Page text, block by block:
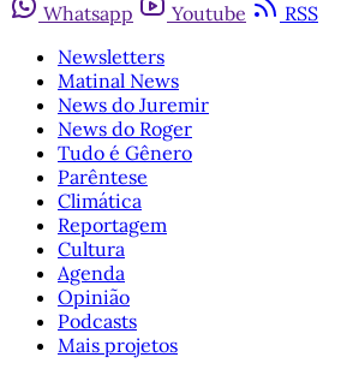
Whatsapp
Youtube
RSS
Newsletters
Matinal News
News do Juremir
News do Roger
Tudo é Gênero
Parêntese
Climática
Reportagem
Cultura
Agenda
Opinião
Podcasts
Mais projetos